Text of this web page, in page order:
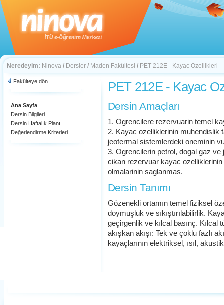
Neredeyim: Ninova / Dersler / Maden Fakültesi / PET 212E - Kayac Ozellikleri
Fakülteye dön
Ana Sayfa
Dersin Bilgileri
Dersin Haftalık Planı
Değerlendirme Kriterleri
PET 212E - Kayac
Dersin Amaçları
1. Ogrencilere rezervuarin temel
2. Kayac ozelliklerinin muhendislik
jeotermal sistemlerdeki oneminin
3. Ogrencilerin petrol, dogal gaz
cikan rezervuar kayac
olmalarinin saglanmas.
Dersin Tanımı
Gözenekli ortamın temel fiziksel
doymuşluk ve sıkıştırılabilirlik.
geçirgenlik ve kılcal basınç. Kılcal
akışkan akışı: Tek ve çoklu fazlı
kayaçlarının elektriksel, ısıl,